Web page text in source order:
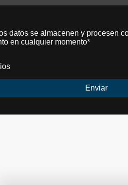
datos se almacenen y procesen
en cualquier momento*
Enviar